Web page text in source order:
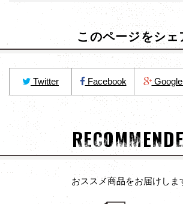
このページをシェ
Twitter Facebook
おススメ商品をお届けしま